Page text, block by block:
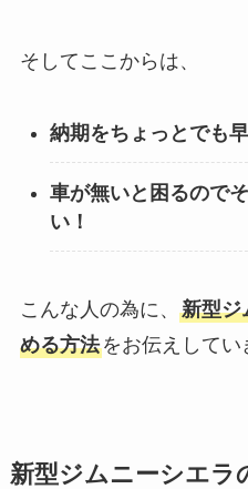
そしてここからは、
納期をちょっとでも
車が無いと困るので
い！
こんな人の為に、 新型ジ
める方法をお伝えしてい
新型ジムニーシエラ